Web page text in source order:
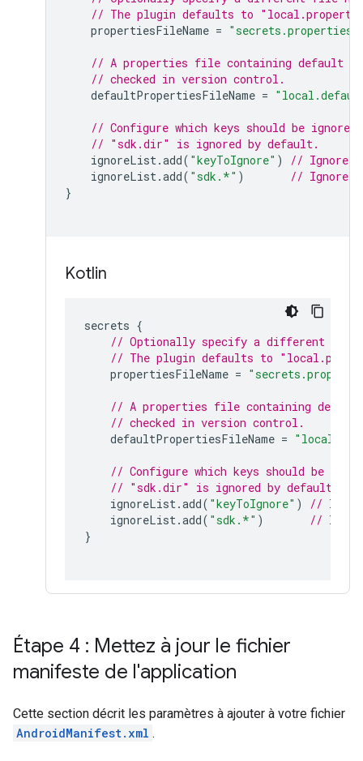
// The plugin defaults to
propertiesFileName = "secrets.properties"
// A properties file containing default
// checked in version control.
defaultPropertiesFileName =
// Configure which keys should be
// "sdk.dir" is ignored by default.
ignoreList.add( "keyToIgnore" )
// Ignore
ignoreList.add( "sdk.*" )
// Ignore
}
Kotlin
secrets {
// Optionally specify a different file
// The plugin defaults to
propertiesFileName =
// A properties file containing
// checked in version control.
defaultPropertiesFileName =
// Configure which keys should be
// "sdk.dir" is ignored by default.
ignoreList.add( "keyToIgnore" )
//
ignoreList.add( "sdk.*" )
//
}
Étape 4 : Mettez à jour le fichier
manifeste de l'application
Cette section décrit les paramètres à ajouter à votre fichier
AndroidManifest.xml .